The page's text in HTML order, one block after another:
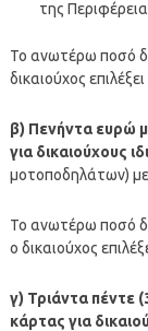
της
Το ανωτέρω ποσό
δικαιούχος
β) Πενήντα ευρώ
για δικαιούχους
μοτοποδηλάτων) με
Το ανωτέρω ποσό
ο δικαιούχος
γ) Τριάντα πέντε
κάρτας για